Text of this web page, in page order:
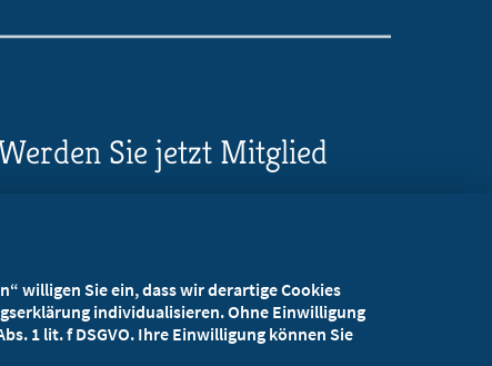
Sie jetzt Mitglied
Kostenlos für Studierende
willigen Sie ein, dass wir derartige Cookies
individualisieren. Ohne Einwilligung
1 lit. f DSGVO. Ihre Einwilligung können Sie